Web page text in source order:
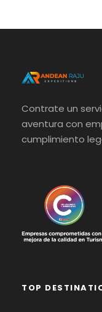
Contrate un
aventura con
cumplimiento
TOP